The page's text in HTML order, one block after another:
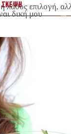
ΣΚΕΨΗ
λάθος επιλογή,
δική μου